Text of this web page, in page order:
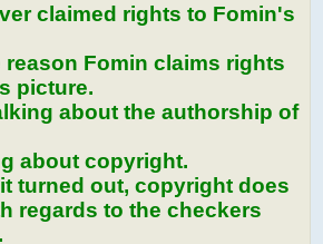
claimed rights to Fomin's
reason Fomin claims rights
picture.
about the authorship of
about copyright.
turned out, copyright does
regards to the checkers